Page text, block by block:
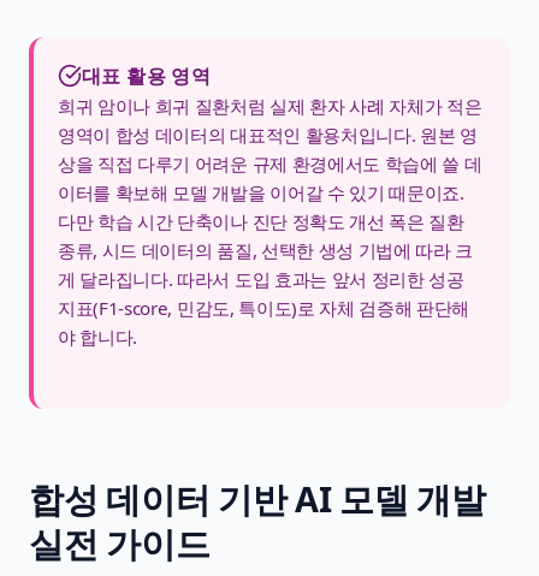
대표 활용 영역
희귀 암이나 희귀 질환처럼 실제 환자 사례 자체가 적은
영역이 합성 데이터의 대표적인 활용처입니다. 원본 영
상을 직접 다루기 어려운 규제 환경에서도 학습에 쓸 데
이터를 확보해 모델 개발을 이어갈 수 있기 때문이죠.
다만 학습 시간 단축이나 진단 정확도 개선 폭은 질환
종류, 시드 데이터의 품질, 선택한 생성 기법에 따라 크
게 달라집니다. 따라서 도입 효과는 앞서 정리한 성공
지표(F1-score, 민감도, 특이도)로 자체 검증해 판단해
야 합니다.
합성 데이터 기반 AI 모델 개발
실전 가이드